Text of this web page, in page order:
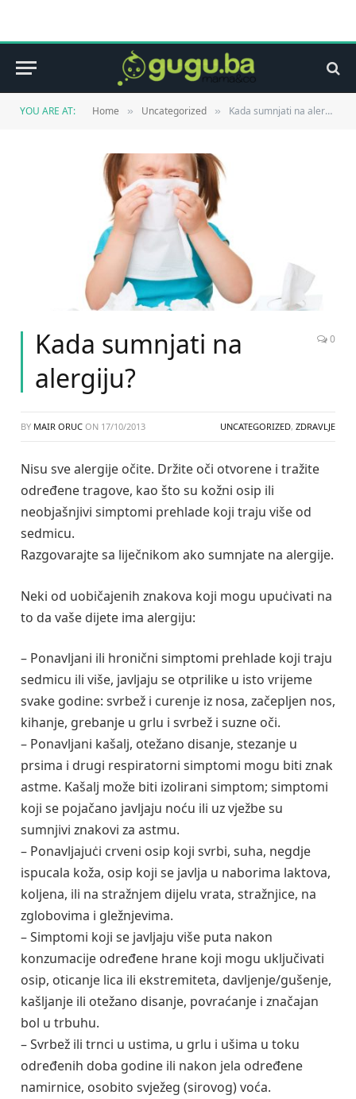
YOU ARE AT: Home » Uncategorized » Kada sumnjati na alergiju?
Kada sumnjati na
alergiju?
0
BY MAIR ORUC ON 17/10/2013 UNCATEGORIZED, ZDRAVLJE
Nisu sve alergije očite. Držite oči otvorene i tražite
određene tragove, kao što su kožni osip ili
neobjašnjivi simptomi prehlade koji traju više od
sedmicu.
Razgovarajte sa liječnikom ako sumnjate na alergije.
Neki od uobičajenih znakova koji mogu upuċivati na
to da vaše dijete ima alergiju:
– Ponavljani ili hronični simptomi prehlade koji traju
sedmicu ili više, javljaju se otprilike u isto vrijeme
svake godine: svrbež i curenje iz nosa, začepljen nos,
kihanje, grebanje u grlu i svrbež i suzne oči.
– Ponavljani kašalj, otežano disanje, stezanje u
prsima i drugi respiratorni simptomi mogu biti znak
astme. Kašalj može biti izolirani simptom; simptomi
koji se pojačano javljaju noću ili uz vježbe su
sumnjivi znakovi za astmu.
– Ponavljajuċi crveni osip koji svrbi, suha, negdje
ispucala koža, osip koji se javlja u naborima laktova,
koljena, ili na stražnjem dijelu vrata, stražnjice, na
zglobovima i gležnjevima.
– Simptomi koji se javljaju više puta nakon
konzumacije određene hrane koji mogu uključivati
osip, oticanje lica ili ekstremiteta, davljenje/gušenje,
kašljanje ili otežano disanje, povraćanje i značajan
bol u trbuhu.
– Svrbež ili trnci u ustima, u grlu i ušima u toku
određenih doba godine ili nakon jela određene
namirnice, osobito svježeg (sirovog) voća.